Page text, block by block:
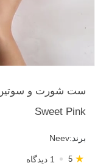
Sweet Pink
برند:Neev
5 ★ 1 دیدگاه